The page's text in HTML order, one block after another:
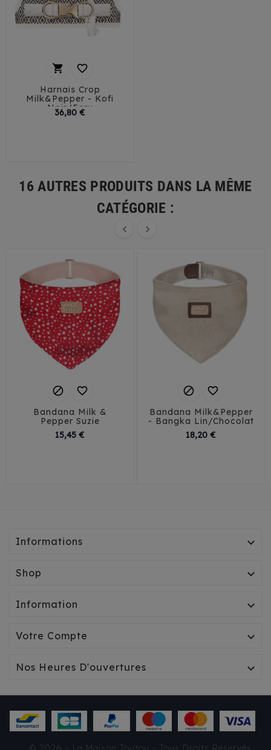
 
Harnais Crop
Milk&Pepper - Kofi
Noir/Ecru
36,80 €
16 AUTRES PRODUITS DANS LA MÊME
CATÉGORIE :
 
 
Bandana Milk &
Pepper Suzie
15,45 €
 
Bandana Milk&Pepper
- Bangka Lin/Chocolat
18,20 €
Informations 
Shop 
Information 
Votre Compte 
Nos Heures D'ouvertures 